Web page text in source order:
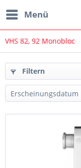
Menü
VHS 82, 92 Monobloc
Filtern